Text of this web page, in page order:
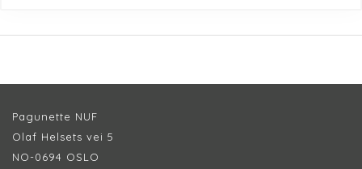
Pagunette NUF
Olaf Helsets vei 5
NO-0694 OSLO